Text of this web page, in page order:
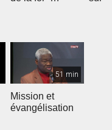
51 min
Mission et
évangélisation